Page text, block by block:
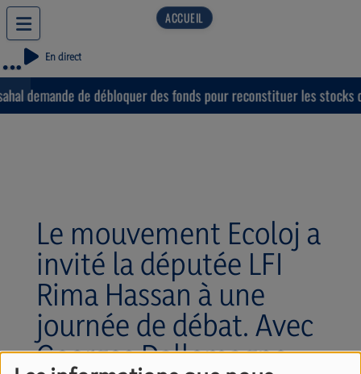
En direct
demande de débloquer des fonds pour reconstituer les stocks
Le mouvement Ecoloj a
invité la députée LFI
Rima Hassan à une
journée de débat. Avec
Georges Dallemagne.